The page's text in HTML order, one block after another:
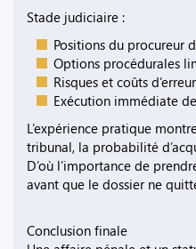
Stade judiciaire :
Positions du procureur
Options procédurales
Risques et coûts
Exécution immédiate
L’expérience pratique
tribunal, la probabilité
D’où l’importance de
avant que le dossier ne
Conclusion finale